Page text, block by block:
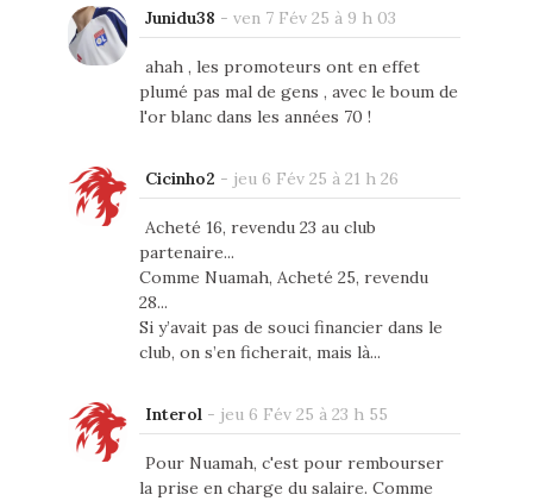
Junidu38 - ven 7 Fév 25 à 9 h 03
ahah , les promoteurs ont en effet
plumé pas mal de gens , avec le boum de
l'or blanc dans les années 70 !
Cicinho2 - jeu 6 Fév 25 à 21 h 26
Acheté 16, revendu 23 au club
partenaire...
Comme Nuamah, Acheté 25, revendu
28...
Si y’avait pas de souci financier dans le
club, on s’en ficherait, mais là...
Interol- jeu 6 Fév 25 à 23 h 55
Pour Nuamah, c'est pour rembourser
la prise en charge du salaire. Comme